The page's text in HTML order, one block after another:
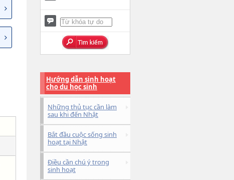
Hướng dẫn sinh hoạt
cho du học sinh
Những thủ tục cần làm
sau khi đến Nhật
Bắt đầu cuộc sống sinh
hoạt tại Nhật
Điều cần chú ý trong
sinh hoạt